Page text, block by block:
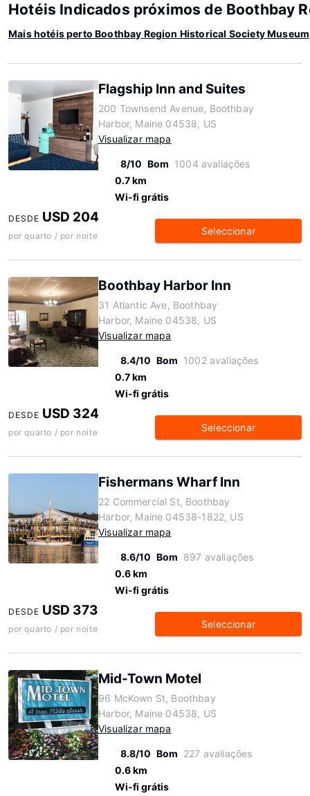
Hotéis Indicados próximos de Boothbay
Mais hotéis perto Boothbay Region Historical Society Museum
Flagship Inn and Suites
200 Townsend Avenue, Boothbay
Harbor, Maine 04538, US
Visualizar mapa
8/10 Bom 1004 avaliações
0.7 km
Wi-fi grátis
DESDE USD 204
por quarto / por noite Seleccionar
Boothbay Harbor Inn
31 Atlantic Ave, Boothbay
Harbor, Maine 04538, US
Visualizar mapa
8.4/10 Bom 1002 avaliações
0.7 km
Wi-fi grátis
DESDE USD 324
por quarto / por noite Seleccionar
Fishermans Wharf Inn
22 Commercial St, Boothbay
Harbor, Maine 04538-1822, US
Visualizar mapa
8.6/10 Bom 897 avaliações
0.6 km
Wi-fi grátis
DESDE USD 373
por quarto / por noite Seleccionar
Mid-Town Motel
96 McKown St, Boothbay
Harbor, Maine 04538, US
Visualizar mapa
8.8/10 Bom 227 avaliações
0.6 km
Wi-fi grátis